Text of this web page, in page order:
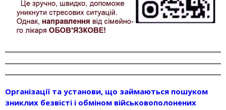
Організації та установи, що займаються пошуком
зниклих безвісті і обміном військовополонених